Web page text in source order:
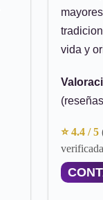
vida y
⭐ 4.4 / 5